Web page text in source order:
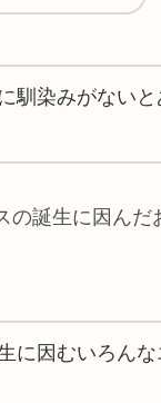
馴染みがないと
の誕生に因んだ
に因むいろんな